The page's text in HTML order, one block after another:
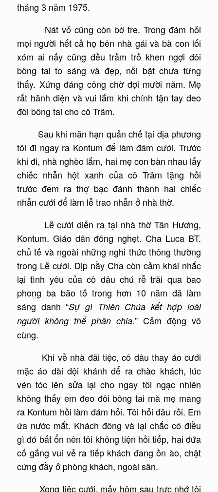
tháng 3 năm 1975.
Nát vỏ cũng còn bờ tre. Trong đám hỏi
mọi người hết cả họ bên nhà gái và bà con lối
xóm ai nấy cũng đều trầm trồ khen ngợi đôi
bông tai to sáng và đẹp, nỗi bật chưa từng
thấy. Xứng đáng công chờ đợi mười năm. Mẹ
rất hãnh diện và vui lắm khi chính tận tay đeo
đôi bông tai cho cô Trâm.
Sau khi mãn hạn quản chế tại địa phương
tôi đi ngay ra Kontum để làm đám cưới. Trước
khi đi, nhà nghèo lắm, hai mẹ con bàn nhau lấy
chiếc nhẫn hột xanh của cô Trâm tặng hồi
trước đem ra thợ bạc đánh thành hai chiếc
nhẫn cưới để làm lễ trao nhẫn ở nhà thờ.
Lễ cưới diễn ra tại nhà thờ Tân Hương,
Kontum. Giáo dân đông nghẹt. Cha Luca BT.
chủ tế và ngoài những nghi thức thông thường
trong Lễ cưới. Dịp nầy Cha còn cảm khái nhắc
lại tình yêu của cô dâu chú rễ trãi qua bao
phong ba bão tố trong hơn 10 năm đã làm
sáng danh “Sự gì Thiên Chúa kết hợp loài
người không thể phân chia.” Cảm động vô
cùng.
Khi về nhà đãi tiệc, cô dâu thay áo cưới
mặc áo dài đội khánh để ra chào khách, lúc
vén tóc lên sửa lại cho ngay tôi ngạc nhiên
không thấy em đeo đôi bông tai mà mẹ mang
ra Kontum hồi làm đám hỏi. Tôi hỏi đâu rồi. Em
ứa nước mắt. Khách đông và lại chắc có điều
gì đó bất ổn nên tôi không tiện hỏi tiếp, hai đứa
cố gắng vui vẻ ra tiếp khách đang ồn ào, chật
cứng đầy ở phòng khách, ngoài sân.
Xong tiệc cưới, mấy hôm sau trực nhớ tôi